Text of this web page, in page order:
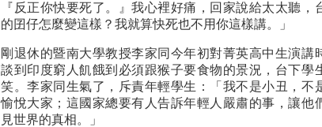
『反正你快要死了。』我心裡好痛，回家說給太太聽，
的囝仔怎麼變這樣？我就算快死也不用你這樣講。」
剛退休的暨南大學教授李家同今年初對菁英高中生演講
談到印度窮人飢餓到必須跟猴子要食物的景況，台下學
笑。李家同生氣了，斥責年輕學生：「我不是小丑，不
愉悅大家；這國家總要有人告訴年輕人嚴肅的事，讓他
見世界的真相。」